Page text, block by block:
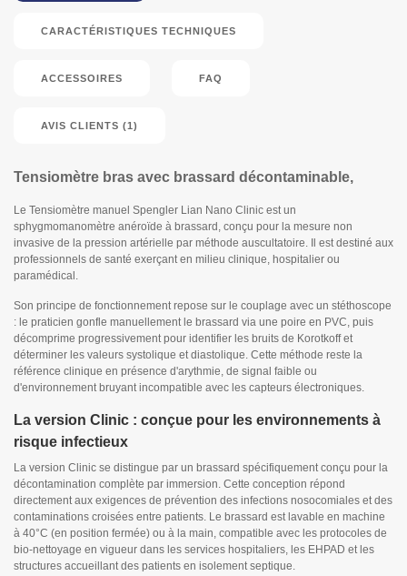
CARACTÉRISTIQUES TECHNIQUES
ACCESSOIRES FAQ
AVIS CLIENTS (1)
Tensiomètre bras avec brassard décontaminable,
Le Tensiomètre manuel Spengler Lian Nano Clinic est un
sphygmomanomètre anéroïde à brassard, conçu pour la mesure non
invasive de la pression artérielle par méthode auscultatoire. Il est destiné aux
professionnels de santé exerçant en milieu clinique, hospitalier ou
paramédical.
Son principe de fonctionnement repose sur le couplage avec un stéthoscope
: le praticien gonfle manuellement le brassard via une poire en PVC, puis
décomprime progressivement pour identifier les bruits de Korotkoff et
déterminer les valeurs systolique et diastolique. Cette méthode reste la
référence clinique en présence d'arythmie, de signal faible ou
d'environnement bruyant incompatible avec les capteurs électroniques.
La version Clinic : conçue pour les environnements à
risque infectieux
La version Clinic se distingue par un brassard spécifiquement conçu pour la
décontamination complète par immersion. Cette conception répond
directement aux exigences de prévention des infections nosocomiales et des
contaminations croisées entre patients. Le brassard est lavable en machine
à 40°C (en position fermée) ou à la main, compatible avec les protocoles de
bio-nettoyage en vigueur dans les services hospitaliers, les EHPAD et les
structures accueillant des patients en isolement septique.